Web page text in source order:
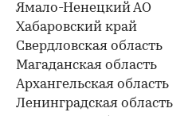
Ямало-Ненецкий АО
Хабаровский край
Свердловская область
Магаданская область
Архангельская область
Ленинградская область